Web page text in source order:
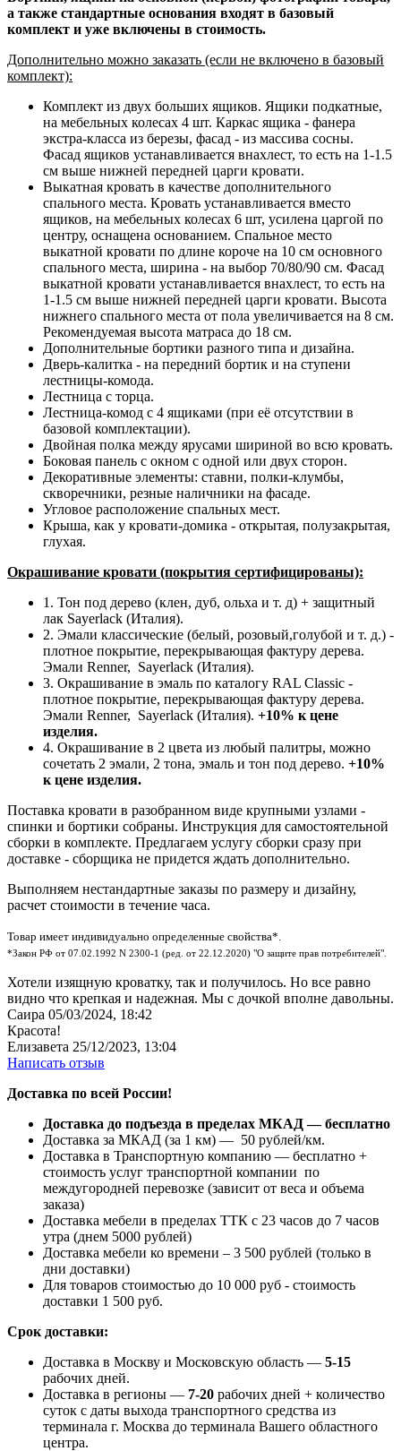
а также стандартные основания входят в базовый
комплект и уже включены в стоимость.
Дополнительно можно заказать (если не включено в базовый
комплект):
Комплект из двух больших ящиков. Ящики подкатные,
на мебельных колесах 4 шт. Каркас ящика - фанера
экстра-класса из березы, фасад - из массива сосны.
Фасад ящиков устанавливается внахлест, то есть на 1-1.5
см выше нижней передней царги кровати.
Выкатная кровать в качестве дополнительного
спального места. Кровать устанавливается вместо
ящиков, на мебельных колесах 6 шт, усилена царгой по
центру, оснащена основанием. Спальное место
выкатной кровати по длине короче на 10 см основного
спального места, ширина - на выбор 70/80/90 см. Фасад
выкатной кровати устанавливается внахлест, то есть на
1-1.5 см выше нижней передней царги кровати. Высота
нижнего спального места от пола увеличивается на 8 см.
Рекомендуемая высота матраса до 18 см.
Дополнительные бортики разного типа и дизайна.
Дверь-калитка - на передний бортик и на ступени
лестницы-комода.
Лестница с торца.
Лестница-комод с 4 ящиками (при её отсутствии в
базовой комплектации).
Двойная полка между ярусами шириной во всю кровать.
Боковая панель с окном с одной или двух сторон.
Декоративные элементы: ставни, полки-клумбы,
скворечники, резные наличники на фасаде.
Угловое расположение спальных мест.
Крыша, как у кровати-домика - открытая, полузакрытая,
глухая.
Окрашивание кровати (покрытия сертифицированы):
1. Тон под дерево (клен, дуб, ольха и т. д) + защитный
лак Sayerlack (Италия).
2. Эмали классические (белый, розовый,голубой и т. д.) -
плотное покрытие, перекрывающая фактуру дерева.
Эмали Renner, Sayerlack (Италия).
3. Окрашивание в эмаль по каталогу RAL Classic -
плотное покрытие, перекрывающая фактуру дерева.
Эмали Renner, Sayerlack (Италия). +10% к цене
изделия.
4. Окрашивание в 2 цвета из любый палитры, можно
сочетать 2 эмали, 2 тона, эмаль и тон под дерево. +10%
к цене изделия.
Поставка кровати в разобранном виде крупными узлами -
спинки и бортики собраны. Инструкция для самостоятельной
сборки в комплекте. Предлагаем услугу сборки сразу при
доставке - сборщика не придется ждать дополнительно.
Выполняем нестандартные заказы по размеру и дизайну,
расчет стоимости в течение часа.
Товар имеет индивидуально определенные свойства*.
*Закон РФ от 07.02.1992 N 2300-1 (ред. от 22.12.2020) "О защите прав потребителей".
Хотели изящную кроватку, так и получилось. Но все равно
видно что крепкая и надежная. Мы с дочкой вполне давольны.
Саира 05/03/2024, 18:42
Красота!
Елизавета 25/12/2023, 13:04
Написать отзыв
Доставка по всей России!
Доставка до подъезда в пределах МКАД — бесплатно
Доставка за МКАД (за 1 км) — 50 рублей/км.
Доставка в Транспортную компанию — бесплатно +
стоимость услуг транспортной компании по
междугородней перевозке (зависит от веса и объема
заказа)
Доставка мебели в пределах ТТК с 23 часов до 7 часов
утра (днем 5000 рублей)
Доставка мебели ко времени – 3 500 рублей (только в
дни доставки)
Для товаров стоимостью до 10 000 руб - стоимость
доставки 1 500 руб.
Срок доставки:
Доставка в Москву и Московскую область — 5-15
рабочих дней.
Доставка в регионы — 7-20 рабочих дней + количество
суток с даты выхода транспортного средства из
терминала г. Москва до терминала Вашего областного
центра.